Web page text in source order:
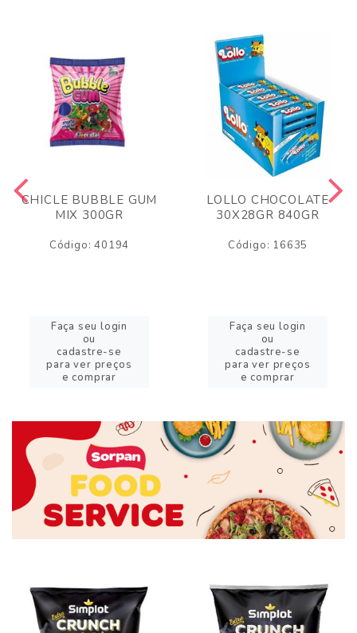
CHICLE BUBBLE GUM
MIX 300GR
Código: 40194
Faça seu login
ou
cadastre-se
para ver preços
e comprar
LOLLO CHOCOLATE
30X28GR 840GR
Código: 16635
Faça seu login
ou
cadastre-se
para ver preços
e comprar